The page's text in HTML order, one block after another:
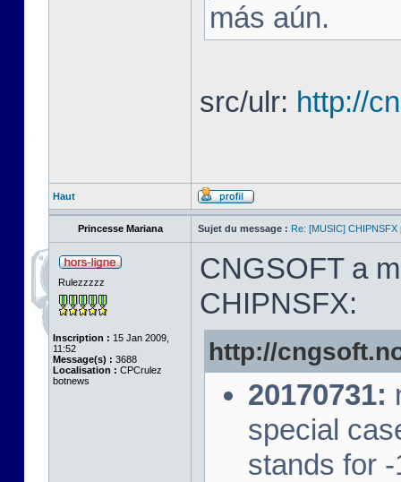
más aún.
src/ulr: http://
Haut
Princesse Mariana Sujet du message : Re: [MUSIC]
Rulezzzzz
Inscription : 15 Jan 2009,
11:52
Message(s) : 3688
Localisation : CPCrulez
botnews
CNGSOFT a
CHIPNSFX:
http://
20170731:
special
stands for